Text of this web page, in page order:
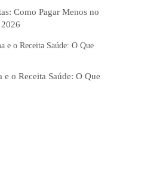
Como Pagar Menos no
o Receita Saúde: O Que